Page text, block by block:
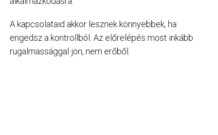
A kapcsolataid akkor lesznek könnyebbek, ha
engedsz a kontrollból. Az előrelépés most inkább
rugalmassággal jön, nem erőből.